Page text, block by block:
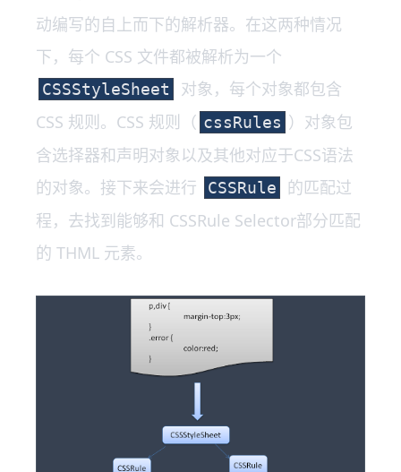
动编写的自上而下的解析器。在这两种情况
下，每个 CSS 文件都被解析为一个
CSSStyleSheet
对象，每个对象都包含
CSS 规则。CSS 规则（ cssRules ）对象包
含选择器和声明对象以及其他对应于CSS语法
的对象。接下来会进行
CSSRule
的匹配过
程，去找到能够和 CSSRule Selector部分匹配
的 THML 元素。